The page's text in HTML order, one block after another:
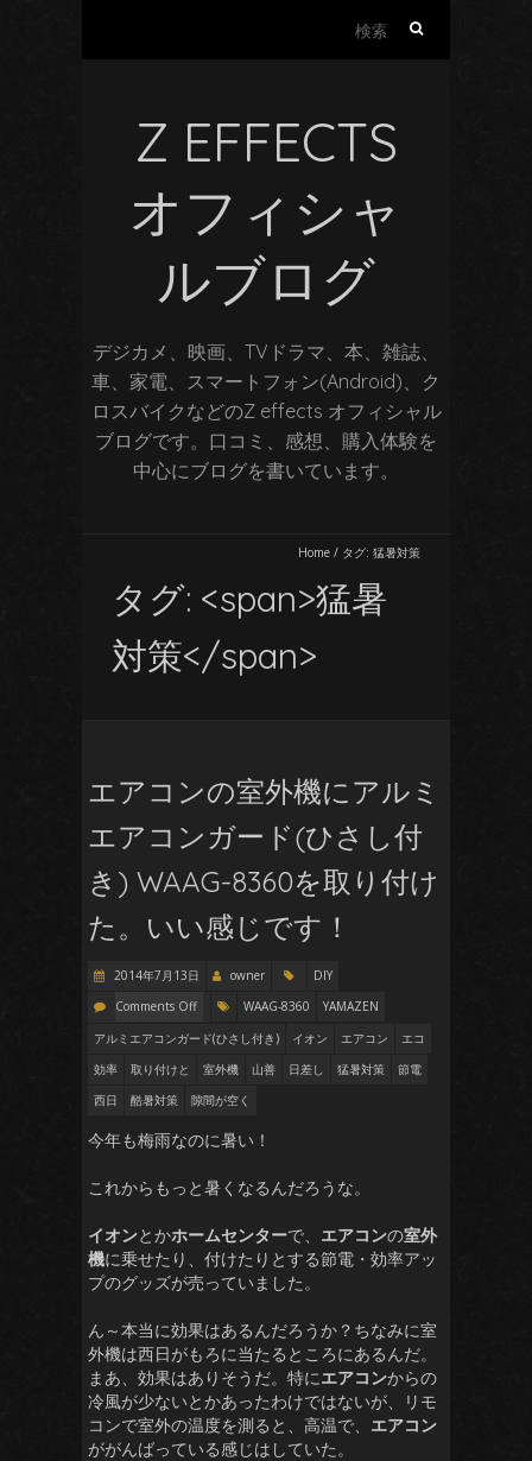
Z EFFECTS
オフィシャ
ルブログ
デジカメ、映画、TVドラマ、本、雑誌、
車、家電、スマートフォン(Android)、ク
ロスバイクなどのZ effects オフィシャル
ブログです。口コミ、感想、購入体験を
中心にブログを書いています。
Home / タグ: 猛暑対策
タグ: <span>猛暑
対策</span>
エアコンの室外機にアルミ
エアコンガード(ひさし付
き) WAAG-8360を取り付け
た。いい感じです！
2014年7月13日 owner
DIY
Comments Off
WAAG-8360
YAMAZEN
アルミエアコンガード(ひさし付き)
イオン エアコン
エコ
効率
取り付けと 室外機 山善 日差し 猛暑対策
節電
西日
酷暑対策 隙間が空く
今年も梅雨なのに暑い！
これからもっと暑くなるんだろうな。
イオンとかホームセンターで、 エアコンの室外
機に乗せたり、付けたりとする節電・効率アッ
プのグッズが売っていました。
ん～本当に効果はあるんだろうか？ちなみに室
外機は西日がもろに当たるところにあるんだ。
まあ、効果はありそうだ。特にエアコンからの
冷風が少ないとかあったわけではないが、リモ
コンで室外の温度を測ると、高温で、 エアコン
ががんばっている感じはしていた。